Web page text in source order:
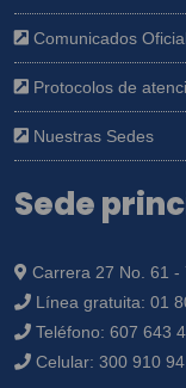
Comunicados
Protocolos de
Nuestras Sedes
Sede
Carrera 27 No. 61 -
Línea gratuita: 01
Teléfono: 607 643
Celular: 300 910